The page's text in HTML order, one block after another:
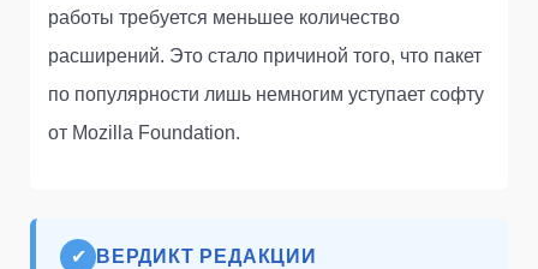
работы требуется меньшее количество
расширений. Это стало причиной того, что пакет
по популярности лишь немногим уступает софту
от Mozilla Foundation.
✔ ВЕРДИКТ РЕДАКЦИИ